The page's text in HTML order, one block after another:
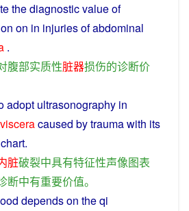
thediagnosticvalueof
on in injuriesofabdominal
.
腹部实质性脏器损伤的诊断价
adopt ultrasonography in
visceracaused bytraumawith its
chart.
脏破裂中具有特征性声像图表
断中有重要价值。
dependson theqi